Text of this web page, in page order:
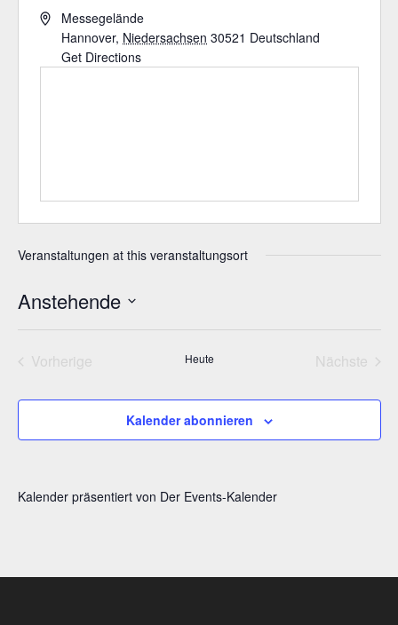
A
Messegelände
Hannover, Niedersachsen 30521 Deutschland
Get Directions
Veranstaltungen at this veranstaltungsort
Anstehende
t
m
ä
e
Vorherige
Heute
Nächste
Kalender abonnieren
Kalender präsentiert von Der Events-Kalender